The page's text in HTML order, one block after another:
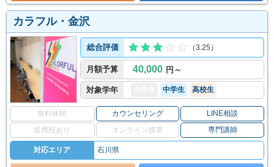
カラフル・金沢
総合評価 （3.25）
月額予算 40,000 円～
対象学年 中学生 高校生
無料体験 カウンセリング
LINE相談
提携校あり
オンライン授業 専門講師
対応エリア 石川県